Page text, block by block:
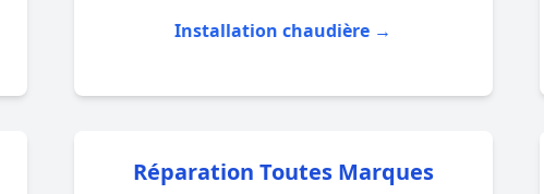
Installation chaudière →
Réparation Toutes Marques